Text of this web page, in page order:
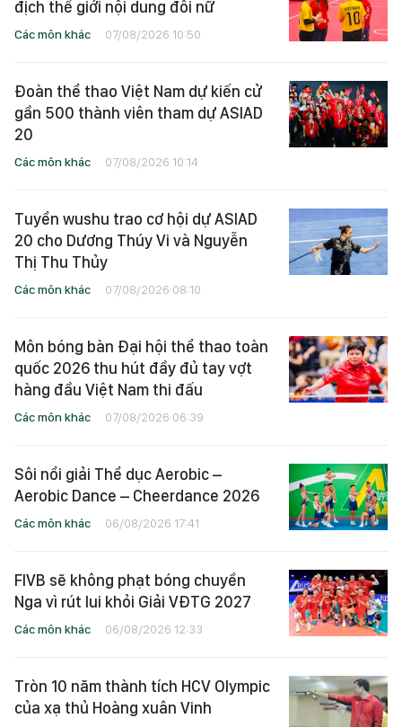
địch thế giới nội dung đôi nữ
Các môn khác 07/08/2026 10:50
Đoàn thể thao Việt Nam dự kiến cử
gần 500 thành viên tham dự ASIAD
20
Các môn khác 07/08/2026 10:14
Tuyển wushu trao cơ hội dự ASIAD
20 cho Dương Thúy Vi và Nguyễn
Thị Thu Thủy
Các môn khác 07/08/2026 08:10
Môn bóng bàn Đại hội thể thao toàn
quốc 2026 thu hút đầy đủ tay vợt
hàng đầu Việt Nam thi đấu
Các môn khác 07/08/2026 06:39
Sôi nổi giải Thể dục Aerobic –
Aerobic Dance – Cheerdance 2026
Các môn khác 06/08/2026 17:41
FIVB sẽ không phạt bóng chuyền
Nga vì rút lui khỏi Giải VĐTG 2027
Các môn khác 06/08/2026 12:33
Tròn 10 năm thành tích HCV Olympic
của xạ thủ Hoàng xuân Vinh